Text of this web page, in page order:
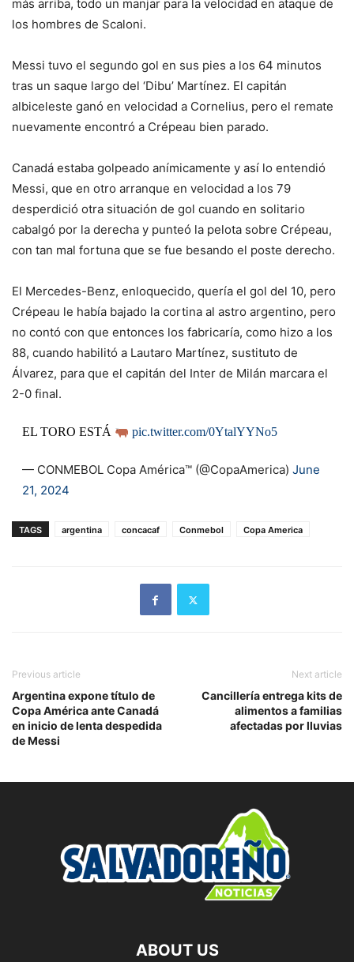
más arriba, todo un manjar para la velocidad en ataque de
los hombres de Scaloni.
Messi tuvo el segundo gol en sus pies a los 64 minutos
tras un saque largo del ‘Dibu’ Martínez. El capitán
albiceleste ganó en velocidad a Cornelius, pero el remate
nuevamente encontró a Crépeau bien parado.
Canadá estaba golpeado anímicamente y así lo entendió
Messi, que en otro arranque en velocidad a los 79
desperdició otra situación de gol cuando en solitario
cabalgó por la derecha y punteó la pelota sobre Crépeau,
con tan mal fortuna que se fue besando el poste derecho.
El Mercedes-Benz, enloquecido, quería el gol del 10, pero
Crépeau le había bajado la cortina al astro argentino, pero
no contó con que entonces los fabricaría, como hizo a los
88, cuando habilitó a Lautaro Martínez, sustituto de
Álvarez, para que el capitán del Inter de Milán marcara el
2-0 final.
EL TORO ESTÁ pic.twitter.com/0YtalYYNo5
— CONMEBOL Copa América™️ (@CopaAmerica) June
21, 2024
TAGS argentina concacaf Conmebol Copa America
Previous article
Argentina expone título de
Copa América ante Canadá
en inicio de lenta despedida
de Messi
Next article
Cancillería entrega kits de
alimentos a familias
afectadas por lluvias
ABOUT US